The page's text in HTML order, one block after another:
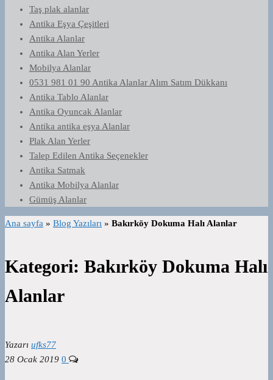
Taş plak alanlar
Antika Eşya Çeşitleri
Antika Alanlar
Antika Alan Yerler
Mobilya Alanlar
0531 981 01 90 Antika Alanlar Alım Satım Dükkanı
Antika Tablo Alanlar
Antika Oyuncak Alanlar
Antika antika eşya Alanlar
Plak Alan Yerler
Talep Edilen Antika Seçenekler
Antika Satmak
Antika Mobilya Alanlar
Gümüş Alanlar
Ana sayfa » Blog Yazıları » Bakırköy Dokuma Halı Alanlar
Kategori: Bakırköy Dokuma Halı
Alanlar
Yazarı ufks77
28 Ocak 2019 0